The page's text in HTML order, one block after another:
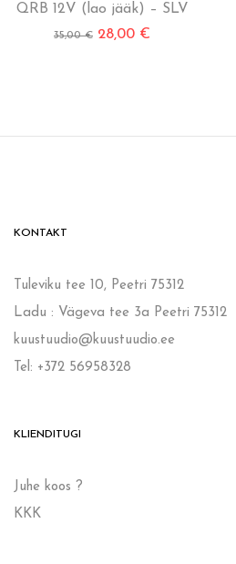
QRB 12V (lao jääk) – SLV
35,00€ 28,00 €
KONTAKT
Tuleviku tee 10, Peetri 75312
Ladu : Vägeva tee 3a Peetri 75312
kuustuudio@kuustuudio.ee
Tel: +372 56958328
KLIENDITUGI
Juhe koos ?
KKK